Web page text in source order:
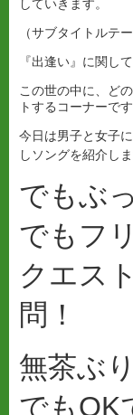
していきます。
（サブタイトルテ
『出逢い』に関し
この世の中に、ど
トするコーナーです
今日は男子と女子
しソングを紹介し
でもぶ
でもフ
クエス
問！
無茶ぶ
でもOK